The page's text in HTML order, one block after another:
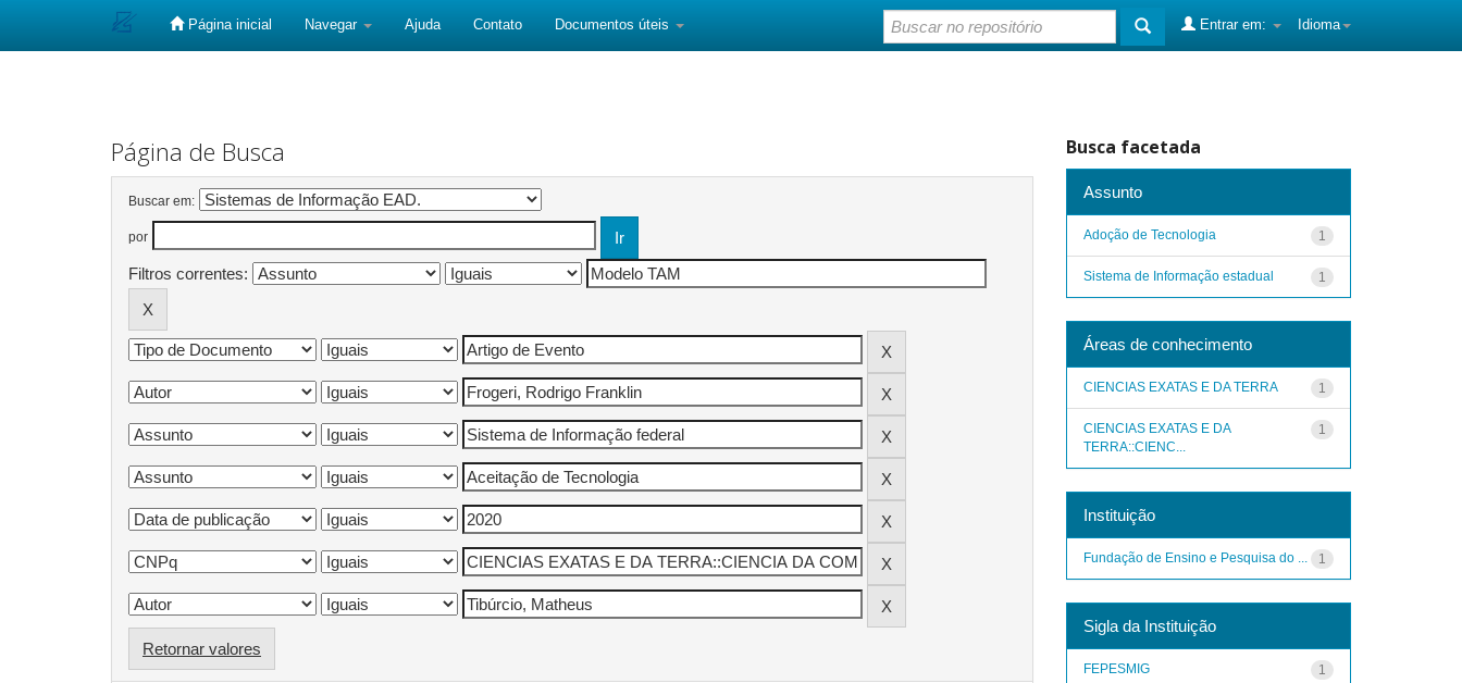
Página inicial Navegar Ajuda Contato Documentos úteis Idioma
Entrar em:
Página de Busca
Buscar em:
por
Filtros correntes:
Retornar valores
Busca facetada
Assunto
1
Adoção de Tecnologia
1
Sistema de Informação estadual
Áreas de conhecimento
1
CIENCIAS EXATAS E DA TERRA
1
CIENCIAS EXATAS E DA
TERRA::CIENC...
Instituição
1
Fundação de Ensino e Pesquisa do ...
Sigla da Instituição
1
FEPESMIG